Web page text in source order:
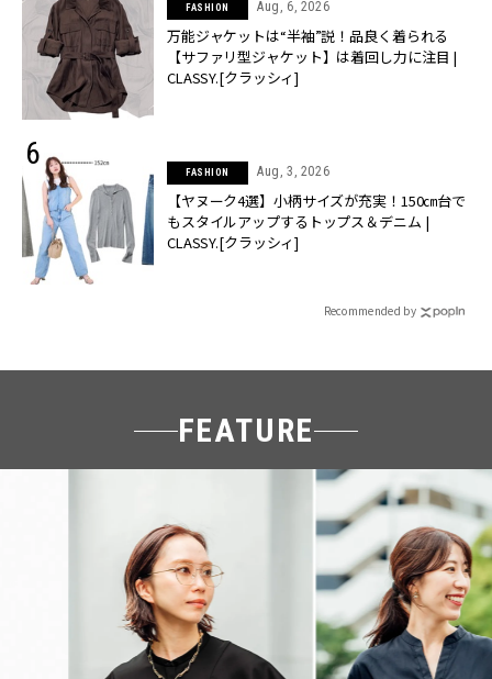
FASHION Aug, 6, 2026
万能ジャケットは“半袖”説！品良く着られる
【サファリ型ジャケット】は着回し力に注目 |
CLASSY.[クラッシィ]
FASHION Aug, 3, 2026
【ヤヌーク4選】小柄サイズが充実！150㎝台で
もスタイルアップするトップス＆デニム |
CLASSY.[クラッシィ]
Recommended by
FEATURE